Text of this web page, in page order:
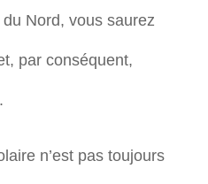
Nord, vous saurez
par conséquent,
n’est pas toujours